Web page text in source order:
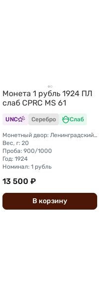
Монета 1 рубль 1924 ПЛ
слаб CPRC MS 61
UNC Серебро Слаб
Монетный двор: Ленинградский (ЛМД)
Вес, г: 20
Проба: 900/1000
Год: 1924
Номинал: 1 рубль
13 500 ₽
В корзину